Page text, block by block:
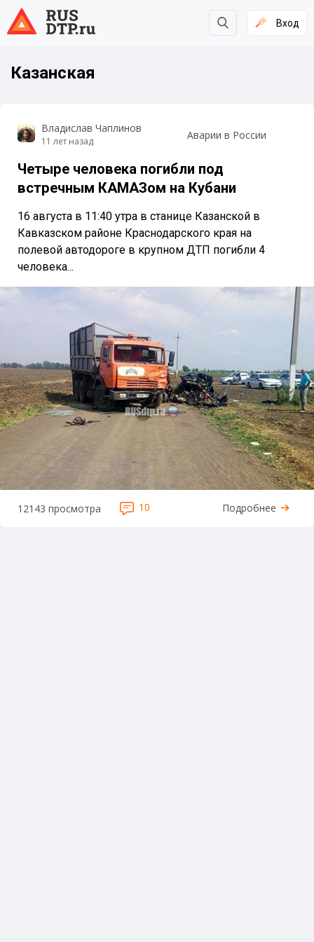
Вход
Казанская
Владислав Чаплинов
11 лет назад Аварии в России
Четыре человека погибли под
встречным КАМАЗом на Кубани
16 августа в 11:40 утра в станице Казанской в
Кавказском районе Краснодарского края на
полевой автодороге в крупном ДТП погибли 4
человека...
12143 просмотра 10 Подробнее